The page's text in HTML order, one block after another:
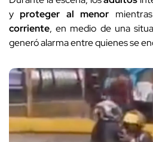
yproteger al menor
corriente, en medio de una
generó alarma entre quienes se